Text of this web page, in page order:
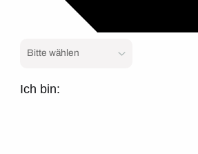
Ich bin: